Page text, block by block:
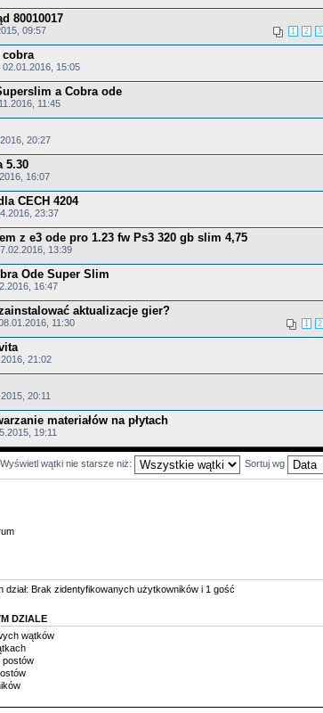
80010017
1 2 3
09:57
cobra
02.01.2016, 15:05
a Cobra ode
11:45
20:27
5.30
16:07
CECH 4204
23:37
z e3 ode pro 1.23 fw Ps3 320 gb slim 4,75
13:39
Ode Super Slim
16:47
aktualizacje gier?
1 2
11:30
21:02
20:11
materiałów na płytach
19:11
Wyświetl wątki nie starsze niż: Sortuj wg
Brak zidentyfikowanych użytkowników i 1 gość
DZIALE
wątków
postów